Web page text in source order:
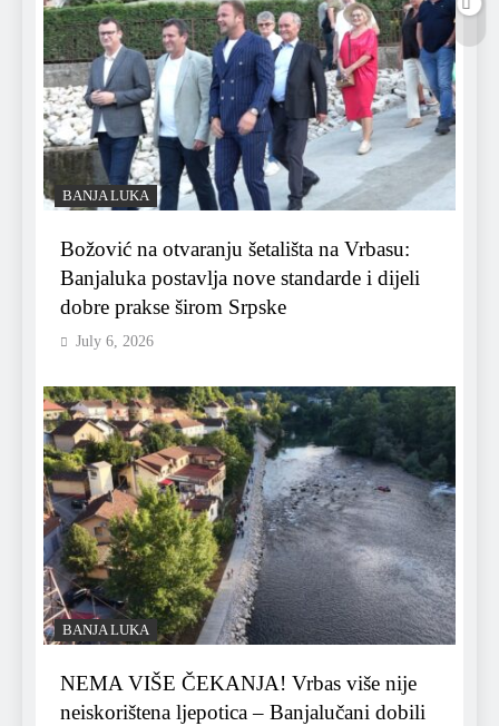
BANJA LUKA
Božović na otvaranju šetališta na Vrbasu:
Banjaluka postavlja nove standarde i dijeli
dobre prakse širom Srpske
July 6, 2026
BANJA LUKA
NEMA VIŠE ČEKANJA! Vrbas više nije
neiskorištena ljepotica – Banjalučani dobili